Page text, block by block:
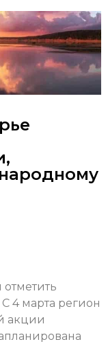
отметить
4 марта регион
акции